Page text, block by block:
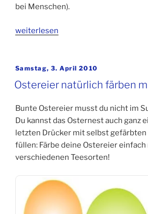
bei Menschen).
„Menglin
die
Blätter
vom
Teeweg“
weiterlesen
Veröffentlicht
Samstag, 3. April 2010
Ostereier natürlich färben
Bunte Ostereier musst du nicht im
Du kannst das Osternest auch ganz
letzten Drücker mit selbst gefärbten
füllen: Färbe deine Ostereier
verschiedenen Teesorten!